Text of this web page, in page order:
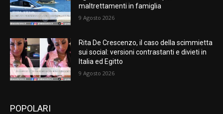
maltrettamenti in famiglia
9 Agosto 2026
Rita De Crescenzo, il caso della scimmietta
sui social: versioni contrastanti e divieti in
Italia ed Egitto
9 Agosto 2026
POPOLARI